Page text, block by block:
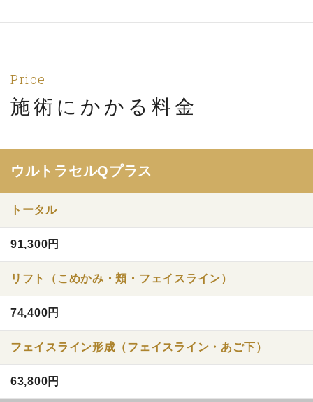
Price
施術にかかる料金
ウルトラセルQプラス
トータル
91,300円
リフト（こめかみ・頬・フェイスライン）
74,400円
フェイスライン形成（フェイスライン・あご下）
63,800円